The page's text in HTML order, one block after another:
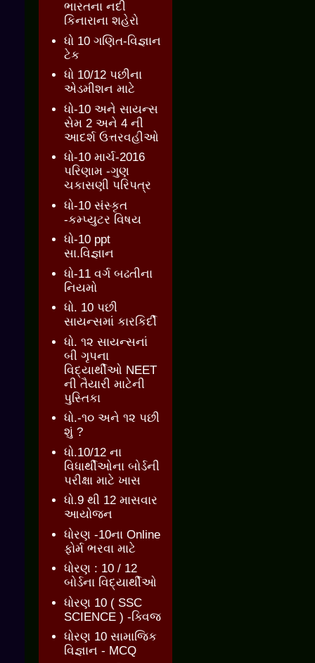
ભારતના નદી
કિનારાના શહેરો
ધો 10 ગણિત-વિજ્ઞાન
ટેક
ધો 10/12 પછીના
એડમીશન માટે
ધો-10 અને સાયન્સ
સેમ 2 અને 4 ની
આદર્શ ઉત્તરવહીઓ
ધો-10 માર્ચ-2016
પરિણામ -ગુણ
ચકાસણી પરિપત્ર
ધો-10 સંસ્કૃત
-કમ્પ્યુટર વિષય
ધો-10 ppt
સા.વિજ્ઞાન
ધો-11 વર્ગ બઢતીના
નિયમો
ધો. 10 પછી
સાયન્સમાં કારકિર્દી
ધો. ૧૨ સાયન્સનાં
બી ગૃપના
વિદ્યાર્થીઓ NEET
ની તૈયારી માટેની
પુસ્તિકા
ધો.-૧૦ અને ૧૨ પછી
શું ?
ધો.10/12 ના
વિધાર્થીઓના બોર્ડની
પરીક્ષા માટે ખાસ
ધો.9 થી 12 માસવાર
આયોજન
ધોરણ -10ના Online
ફોર્મ ભરવા માટે
ધોરણ : 10 / 12
બોર્ડના વિદ્યાર્થીઓ
ધોરણ 10 ( SSC
SCIENCE ) -ક્વિજ
ધોરણ 10 સામાજિક
વિજ્ઞાન - MCQ